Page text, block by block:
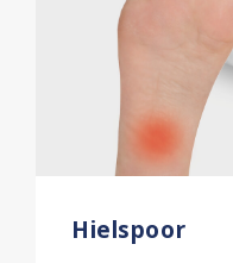
Hielspoor